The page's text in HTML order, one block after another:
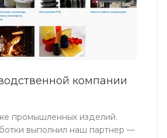
компании
промышленных изделий.
выполнил наш партнер —